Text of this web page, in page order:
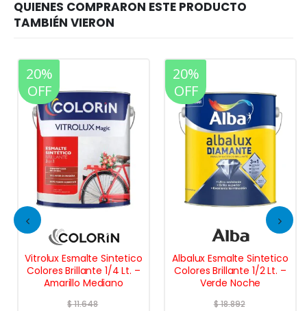
20%
OFF
Vitrolux Esmalte Sintetico
Colores Brillante 1/4 Lt. –
Amarillo Mediano
$11.648
20%
OFF
Albalux Esmalte Sintetico
Colores Brillante 1/2 Lt. –
Verde Noche
$18.892